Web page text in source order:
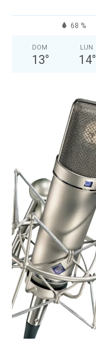
68 %
DOM
13°
LUN
14°